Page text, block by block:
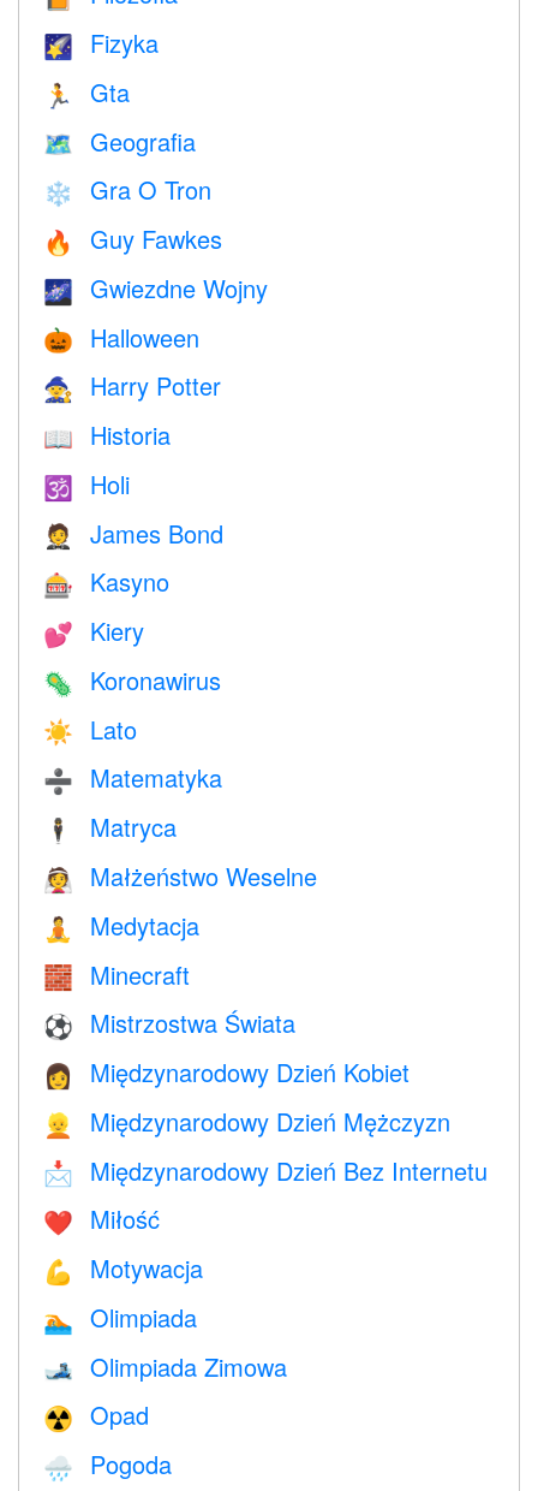
🌠 Fizyka
🏃 Gta
🗺 Geografia
❄️ Gra O Tron
🔥 Guy Fawkes
🌌 Gwiezdne Wojny
🎃 Halloween
🧙 Harry Potter
📖 Historia
🕉 Holi
🤵 James Bond
🎰 Kasyno
💕 Kiery
🦠 Koronawirus
☀️ Lato
➗ Matematyka
🕴️ Matryca
👰 Małżeństwo Weselne
🧘 Medytacja
🧱 Minecraft
⚽ Mistrzostwa Świata
👩 Międzynarodowy Dzień Kobiet
👱 Międzynarodowy Dzień Mężczyzn
📩 Międzynarodowy Dzień Bez Internetu
❤️️ Miłość
💪 Motywacja
🏊 Olimpiada
🎿 Olimpiada Zimowa
☢️ Opad
🌧 Pogoda